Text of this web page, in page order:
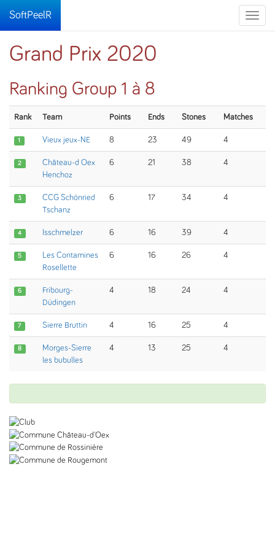
Toggle
SoftPeelR
Grand Prix 2020
Ranking Group 1 à 8
Rank Team Points Ends Stones Matches
1 Vieux jeux-NE 8 23 49 4
2
Château-d Oex
Henchoz
6 21 38 4
3
CCG Schönried
Tschanz
6 17 34 4
4 Isschmelzer 6 16 39 4
5
Les Contamines
Rosellette
6 16 26 4
6
Fribourg-
Düdingen
4 18 24 4
7 Sierre Bruttin 4 16 25 4
8
Morges-Sierre
les bubulles
4 13 25 4